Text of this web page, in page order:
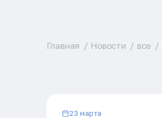
Главная Новости все
23 марта